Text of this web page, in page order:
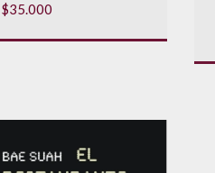
$35.000